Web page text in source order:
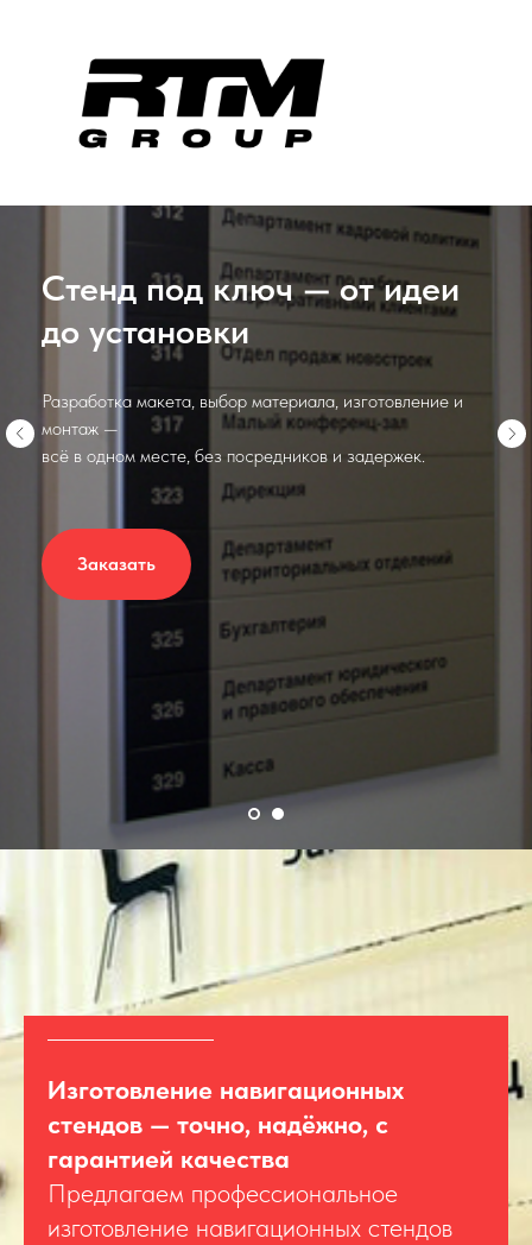
Стенд под ключ — от идеи
до установки
Разработка макета, выбор материала, изготовление и
монтаж —
всё в одном месте, без посредников и задержек.
Заказать
Изготовление навигационных
стендов — точно, надёжно, с
гарантией качества
Предлагаем профессиональное
изготовление навигационных стендов